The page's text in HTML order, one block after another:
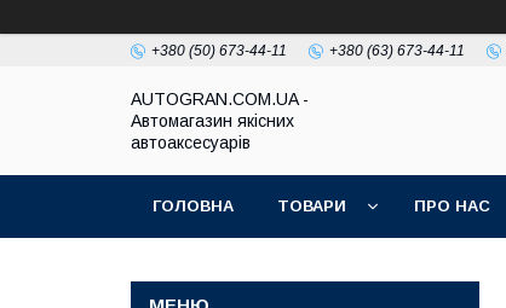
+380 (50) 673-44-11 +380 (63) 673-44-11
AUTOGRAN.COM.UA -
Автомагазин якісних
автоаксесуарів
ГОЛОВНА ТОВАРИ ПРО НАС